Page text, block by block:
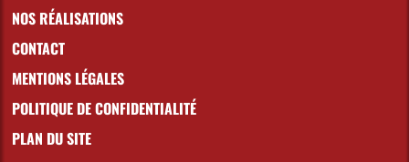
NOS RÉALISATIONS
CONTACT
MENTIONS LÉGALES
POLITIQUE DE CONFIDENTIALITÉ
PLAN DU SITE